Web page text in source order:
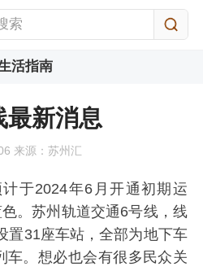
活指南
最新消息
来源：苏州汇
于2024年6月开通初期运
。苏州轨道交通6号线，线
置31座车站，全部为地下车
车。想必也会有很多民众关